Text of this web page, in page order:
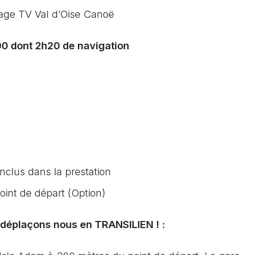
TV Val d’Oise Canoë
dont 2h20 de navigation
dans la prestation
de départ (Option)
nous en TRANSILIEN ! :